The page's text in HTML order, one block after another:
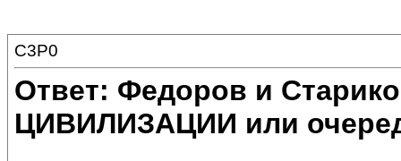
C3P0
Ответ: Федоров и
ЦИВИЛИЗАЦИИ или